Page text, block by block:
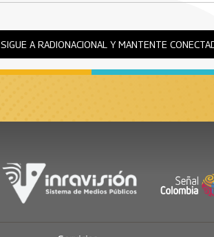
SIGUE A RADIONACIONAL Y MANTENTE